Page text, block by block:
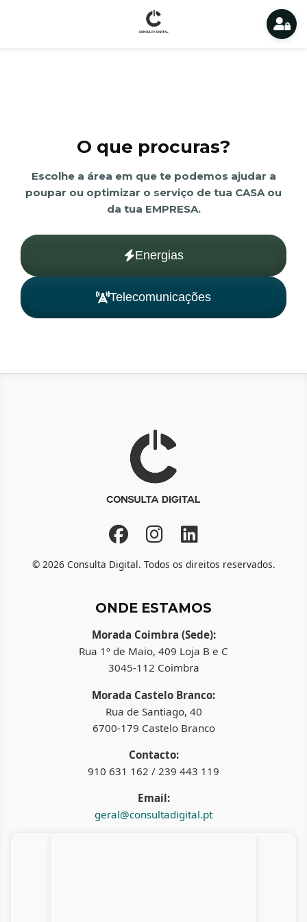
O que procuras?
Escolhe a área em que te podemos ajudar a
poupar ou optimizar o serviço de tua CASA ou
da tua EMPRESA.
Energias
Telecomunicações
© 2026 Consulta Digital. Todos os direitos reservados.
ONDE ESTAMOS
Morada Coimbra (Sede):
Rua 1º de Maio, 409 Loja B e C
3045-112 Coimbra
Morada Castelo Branco:
Rua de Santiago, 40
6700-179 Castelo Branco
Contacto:
910 631 162 / 239 443 119
Email:
geral@consultadigital.pt